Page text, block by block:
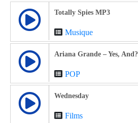
Totally Spies MP3
Musique
Ariana Grande – Yes, And?
POP
Wednesday
Films